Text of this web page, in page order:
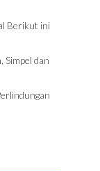
Berikut ini
Simpel dan